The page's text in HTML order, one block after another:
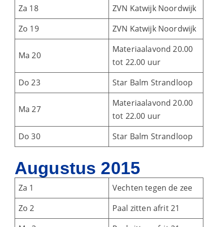
Za 18
ZVN Katwijk Noordwijk
Zo 19
ZVN Katwijk Noordwijk
Ma 20
Materiaalavond 20.00
tot 22.00 uur
Do 23
Star Balm Strandloop
Ma 27
Materiaalavond 20.00
tot 22.00 uur
Do 30
Star Balm Strandloop
Augustus 2015
Za 1
Vechten tegen de zee
Zo 2
Paal zitten afrit 21